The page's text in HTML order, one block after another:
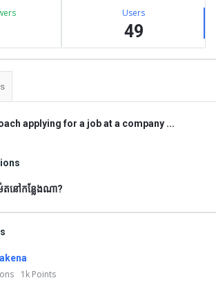
Users
49
applying for a job at a company ...
តនៅកន្លែងណា?
1k Points